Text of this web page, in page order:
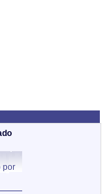
por